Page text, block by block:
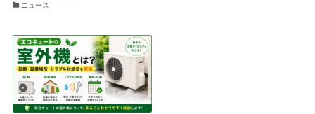
ニュース